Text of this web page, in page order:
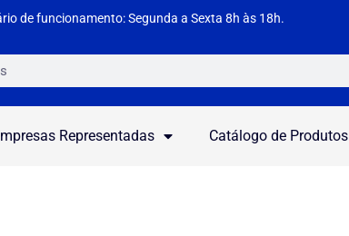
de funcionamento: Segunda a Sexta 8h às 18h.
Representadas Catálogo de Produtos